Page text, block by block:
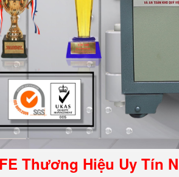
Thương Hiệu Uy Tín